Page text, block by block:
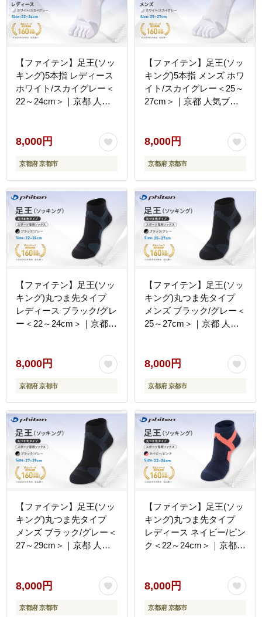
るさと納税 ］
【ファイテン】足王(ソッ
キング)5本指 レディース
ホワイト/スカイグレー＜
22～24cm＞｜京都 人気
5本指 スポーツ靴下 滑り
止め ソックス テニスソッ
クス バレーソックス ラン
ニング 女性用 ギフト プ
レゼント 人気 おすすめ
健康 スポーツ 運動 お取
り寄せ 通販 送料無料 ふ
るさと納税 ］
8,000円
京都府 京都市
【ファイテン】足王(ソッ
キング)5本指 メンズ ホワ
イト/スカイグレー＜25～
27cm＞｜京都 人気ブラ
5本指 スポーツ靴下 滑り
止め ソックス テニスソッ
クス バレーソックス ラン
ニング 男性用 ギフト プ
レゼント 人気 おすすめ
健康 スポーツ 運動 お取
り寄せ 通販 送料無料 ふ
るさと納税 ］
8,000円
京都府 京都市
【ファイテン】足王(ソッ
キング)丸つま先タイプ
レディース ブラック/グレ
ー＜22～24cm＞｜京都
クス スポーツ靴下 テニス
ソックス バレーソックス
滑り止め ランニング 女性
用 ギフト プレゼント 人
気 おすすめ 健康 運動 日
常 お取り寄せ 通販 送料
無料 ふるさと納税 ］
8,000円
京都府 京都市
【ファイテン】足王(ソッ
キング)丸つま先タイプ
メンズ ブラック/グレー＜
25～27cm＞｜京都 人気
スポーツ靴下 テニスソッ
クス バレーソックス 滑り
止め ランニング 男性用
ギフト プレゼント 人気
おすすめ 健康 運動 日常
お取り寄せ 通販 送料無料
ふるさと納税 ］
8,000円
京都府 京都市
【ファイテン】足王(ソッ
キング)丸つま先タイプ
メンズ ブラック/グレー＜
27～29cm＞｜京都 人気
スポーツ靴下 テニスソッ
クス バレーソックス 滑り
止め ランニング 男性用
8,000円
京都府 京都市
【ファイテン】足王(ソッ
キング)丸つま先タイプ
レディース ネイビー/ピン
ク＜22～24cm＞｜京都
クス スポーツ靴下 テニス
ソックス バレーソックス
滑り止め ランニング 女性
8,000円
京都府 京都市